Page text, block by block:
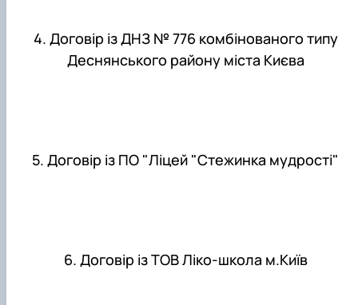
4. Договір із ДНЗ № 776 комбінованого типу
Деснянського району міста Києва
5. Договір із ПО "Ліцей "Стежинка мудрості"
6. Договір із ТОВ Ліко-школа м.Київ